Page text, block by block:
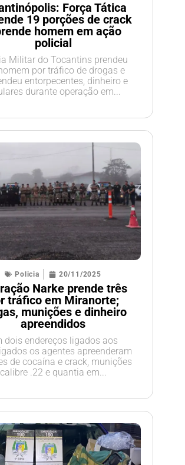
Força Tática
19 porções de crack
homem em ação
policial
Militar do Tocantins prendeu
por tráfico de drogas e
entorpecentes, dinheiro e
durante operação em...
Policia 20/11/2025
Narke prende três
tráfico em Miranorte;
munições e dinheiro
apreendidos
dois endereços ligados aos
os agentes apreenderam
de cocaína e crack, munições
calibre .22 e quantia em...